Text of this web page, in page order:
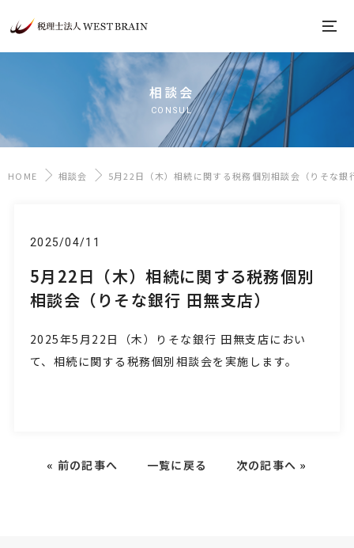
相談会
CONSUL
HOME 相談会 5月22日（木）相続に関する税務個別相談会（りそな銀
2025/04/11
5月22日（木）相続に関する税務個別
相談会（りそな銀行 田無支店）
2025年5月22日 （木）りそな銀行 田無支店におい
て、相続に関する税務個別相談会を実施します。
« 前の記事へ 一覧に戻る 次の記事へ »